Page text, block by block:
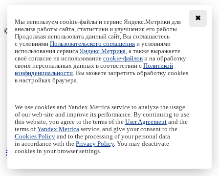
PDF, 379.91 Kb
© Institute of Computer Science Izhevsk, 2005 - 2026
About Journal
Editorial Board
Author Information
Publishing Ethics
Online Submission
Пользовательское соглашение|Terms and conditions
Политика конфиденциальности|Privacy policy
Политика Cookies|Cookies Policy
✖
Мы используем cookie-файлы и сервис Яндекс.Метрики для
анализа работы сайта, статистики и улучшения его работы.
Продолжая использовать данный сайт, Вы соглашаетесь
с условиями Пользовательского соглашения и условиями
использования сервиса Яндекс.Метрика , а также выражаете
своё согласие на использование cookie-файлов и на обработку
своих персональных данных в соответствии с Политикой
конфиденциальности . Вы можете запретить обработку cookies
в настройках браузера.
We use cookies and Yandex.Metrica service to analyze the usage
of our web-site and improve its performance. By continuing to use
this website, you agree to the terms of the User Agreement and the
terms ofYandex.Metrica service, and give your consent to the
Cookies Policy and to the processing of your personal data
in accordance with the Privacy Policy. You may deactivate
cookies in your browser settings.